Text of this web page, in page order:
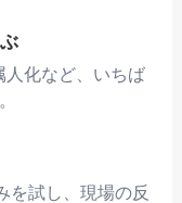
人化など、いちば
を試し、現場の反